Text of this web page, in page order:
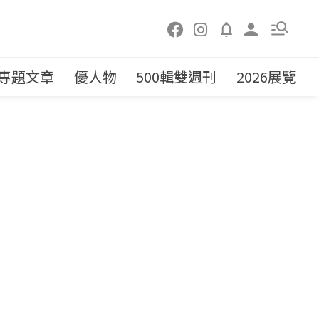
題文章 優人物 500輯雙週刊 2026展覽